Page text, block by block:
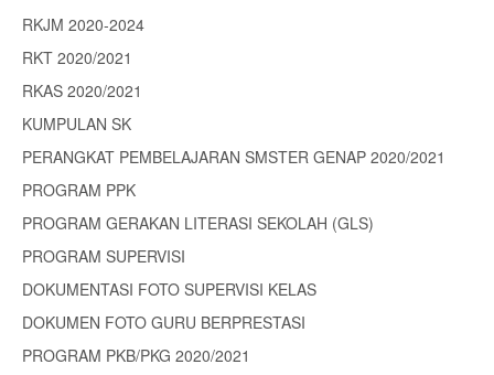
RKJM 2020-2024
RKT 2020/2021
RKAS 2020/2021
KUMPULAN SK
PERANGKAT PEMBELAJARAN SMSTER GENAP 2020/2021
PROGRAM PPK
PROGRAM GERAKAN LITERASI SEKOLAH (GLS)
PROGRAM SUPERVISI
DOKUMENTASI FOTO SUPERVISI KELAS
DOKUMEN FOTO GURU BERPRESTASI
PROGRAM PKB/PKG 2020/2021